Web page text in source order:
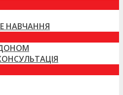
НАВЧАННЯ